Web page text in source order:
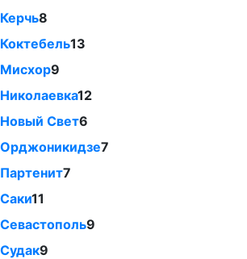
Керчь8
Коктебель13
Мисхор9
Николаевка12
Новый Свет6
Орджоникидзе7
Партенит7
Саки11
Севастополь9
Судак9